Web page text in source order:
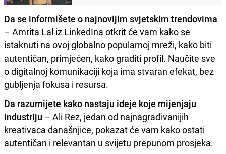
Da se informišete o najnovijim svjetskim trendovima
– Amrita Lal iz LinkedIna otkrit će vam kako se
istaknuti na ovoj globalno popularnoj mreži, kako biti
autentičan, primjećen, kako graditi profil. Naučite sve
o digitalnoj komunikaciji koja ima stvaran efekat, bez
gubljenja fokusa i resursa.
Da razumijete kako nastaju ideje koje mijenjaju
industriju – Ali Rez, jedan od najnagrađivanijih
kreativaca današnjice, pokazat će vam kako ostati
autentičan i relevantan u svijetu prepunom prosjeka.